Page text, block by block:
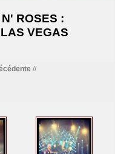
ROSES :
VEGAS
//